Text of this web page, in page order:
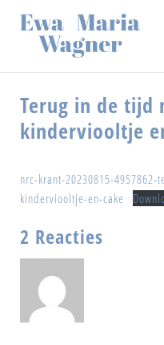
BIOGRAFIE
ARTIKELEN
AUDIO EN VIDEO
BLOG
CONTACT
Terug in de tijd
kinderviooltje
nrc-krant-20230815-
kinderviooltje-en-cake
2 Reacties